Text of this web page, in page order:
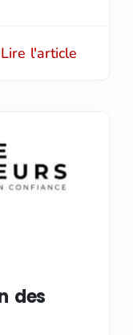
Lire l'article
des